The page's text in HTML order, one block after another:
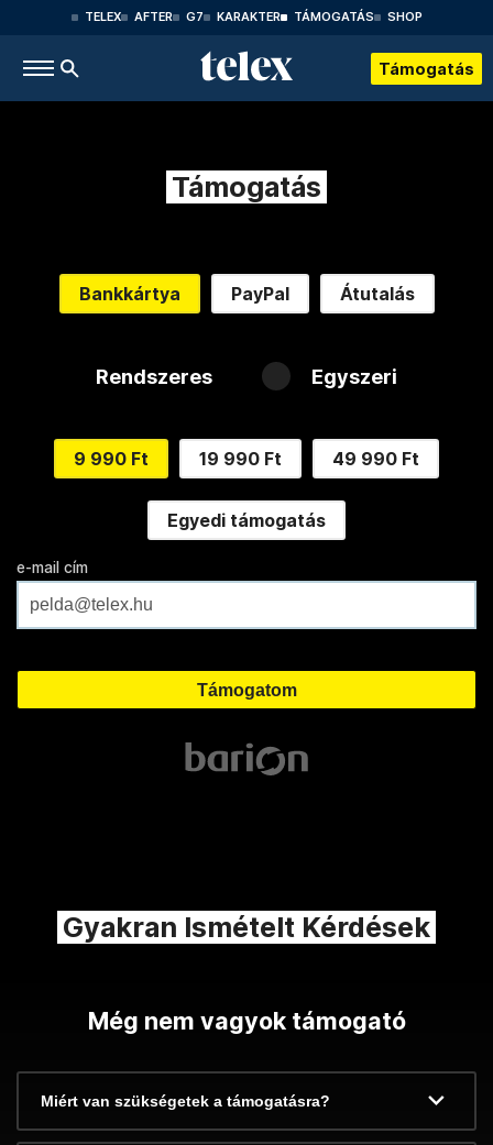
TELEX AFTER G7 KARAKTER TÁMOGATÁS SHOP
Támogatás
Támogatás
Bankkártya PayPal Átutalás
Rendszeres Egyszeri
9 990 Ft 19 990 Ft 49 990 Ft
Egyedi támogatás
e-mail cím
Gyakran Ismételt Kérdések
Még nem vagyok támogató
Miért van szükségetek a támogatásra?